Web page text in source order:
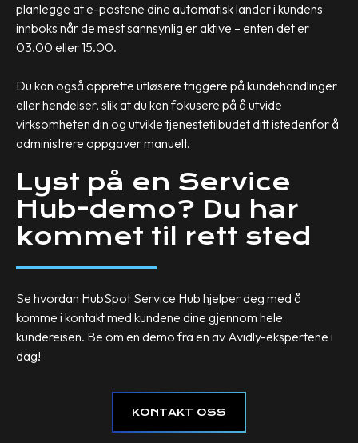
planlegge at e-postene dine automatisk lander i kundens
innboks når de mest sannsynlig er aktive – enten det er
03.00 eller 15.00.
Du kan også opprette utløsere triggere på kundehandlinger
eller hendelser, slik at du kan fokusere på å utvide
virksomheten din og utvikle tjenestetilbudet ditt istedenfor å
administrere oppgaver manuelt.
Lyst på en Service
Hub-demo? Du har
kommet til rett sted
Se hvordan HubSpot Service Hub hjelper deg med å
komme i kontakt med kundene dine gjennom hele
kundereisen. Be om en demo fra en av Avidly-ekspertene i
dag!
KONTAKT OSS